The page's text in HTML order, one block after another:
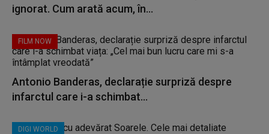
ignorat. Cum arată acum, în...
FILM NOW
Antonio Banderas, declarație surpriză despre
infarctul care i-a schimbat...
DIGI WORLD